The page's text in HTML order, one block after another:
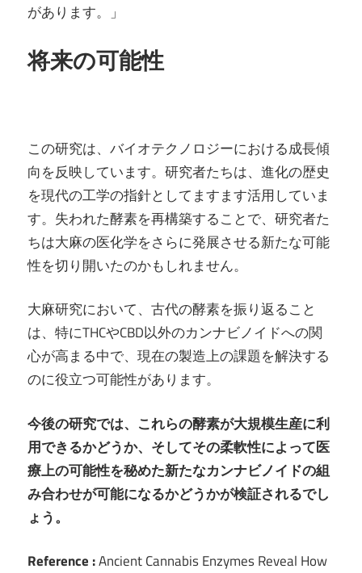
があります。」
将来の可能性
この研究は、バイオテクノロジーにおける成長傾
向を反映しています。研究者たちは、進化の歴史
を現代の工学の指針としてますます活用していま
す。失われた酵素を再構築することで、研究者た
ちは大麻の医化学をさらに発展させる新たな可能
性を切り開いたのかもしれません。
大麻研究において、古代の酵素を振り返ること
は、特にTHCやCBD以外のカンナビノイドへの関
心が高まる中で、現在の製造上の課題を解決する
のに役立つ可能性があります。
今後の研究では、これらの酵素が大規模生産に利
用できるかどうか、そしてその柔軟性によって医
療上の可能性を秘めた新たなカンナビノイドの組
み合わせが可能になるかどうかが検証されるでし
ょう。
Reference :Ancient Cannabis Enzymes Reveal How